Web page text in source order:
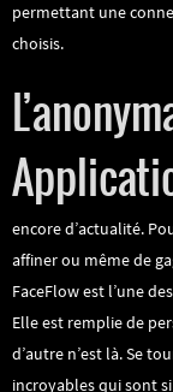
permettant une
choisis.
encore d’actualité.
affiner ou même de
FaceFlow est l’une
Elle est remplie de
d’autre n’est là. Se
incroyables qui sont